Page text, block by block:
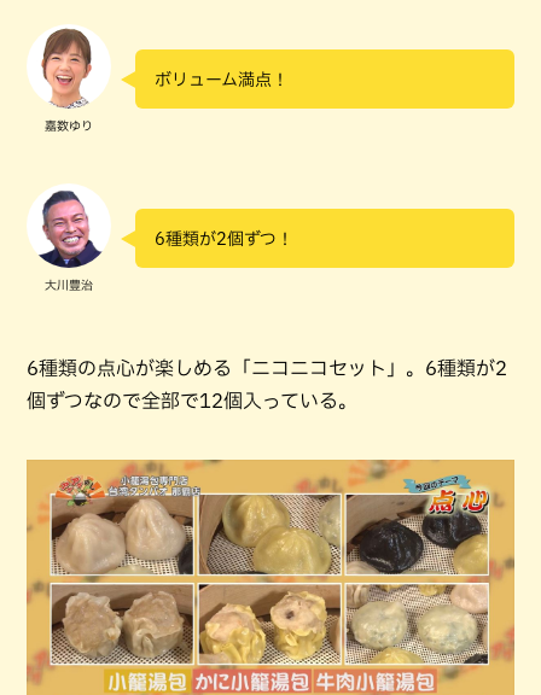
嘉数ゆり
ボリューム満点！
大川豊治
6種類が2個ずつ！
6種類の点心が楽しめる「ニコニコセット」。6種類が2
個ずつなので全部で12個入っている。